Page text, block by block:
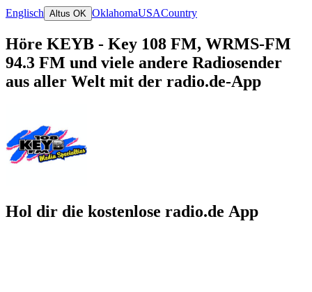
Englisch Altus OK OklahomaUSACountry
Höre KEYB - Key 108 FM, WRMS-FM
94.3 FM und viele andere Radiosender
aus aller Welt mit der radio.de-App
Hol dir die kostenlose radio.de App